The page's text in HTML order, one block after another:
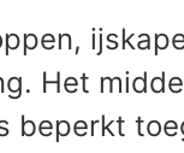
Het
beperkt